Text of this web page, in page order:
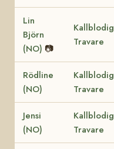
Lin
Björn
(NO) 📷
Kallblodig
Travare
Rödline
(NO)
Kallblodig
Travare
Jensi
(NO)
Kallblodig
Travare